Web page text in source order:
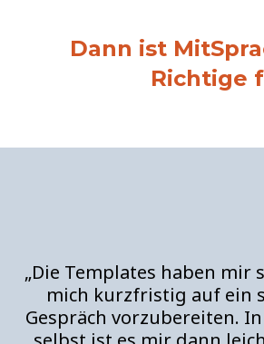
Dann ist
Richtige
„Die Templates haben mir
mich kurzfristig auf ein
Gespräch vorzubereiten.